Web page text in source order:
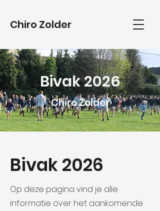
Chiro Zolder
Bivak 2026
Chiro Zolder
Op deze pagina vind je alle
informatie over het aankomende
Bivak 2026